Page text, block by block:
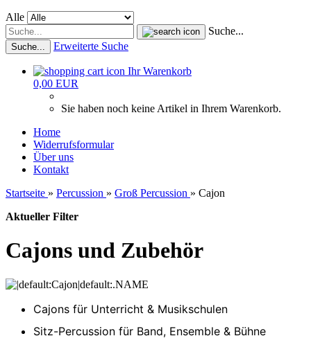
Alle
Suche...
Suche... Erweiterte Suche
Ihr Warenkorb
0,00 EUR
Sie haben noch keine Artikel in Ihrem Warenkorb.
Home
Widerrufsformular
Über uns
Kontakt
Startseite » Percussion » Groß Percussion » Cajon
Aktueller Filter
Cajons und Zubehör
Cajons für Unterricht & Musikschulen
Sitz-Percussion für Band, Ensemble & Bühne